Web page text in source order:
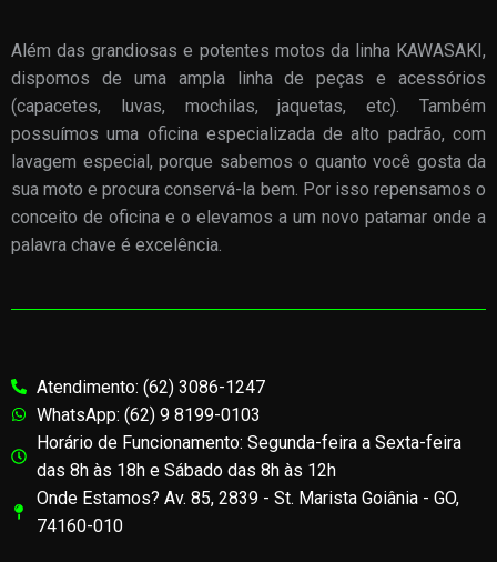
Além das grandiosas e potentes motos da linha KAWASAKI,
dispomos de uma ampla linha de peças e acessórios
(capacetes, luvas, mochilas, jaquetas, etc). Também
possuímos uma oficina especializada de alto padrão, com
lavagem especial, porque sabemos o quanto você gosta da
sua moto e procura conservá-la bem. Por isso repensamos o
conceito de oficina e o elevamos a um novo patamar onde a
palavra chave é excelência.
Atendimento: (62) 3086-1247
WhatsApp: (62) 9 8199-0103
Horário de Funcionamento: Segunda-feira a Sexta-feira
das 8h às 18h e Sábado das 8h às 12h
Onde Estamos? Av. 85, 2839 - St. Marista Goiânia - GO,
74160-010